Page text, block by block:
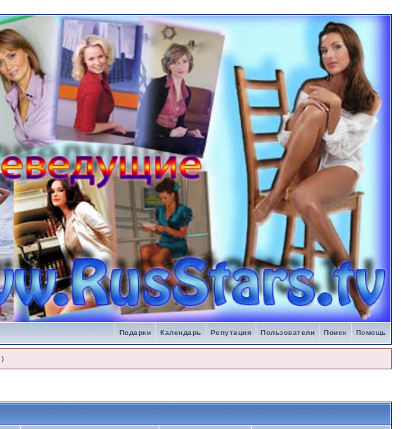
Помощь
Поиск
Пользователи
Репутация
Календарь
Подарки
)